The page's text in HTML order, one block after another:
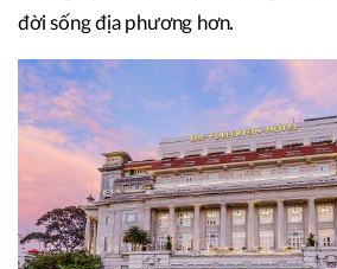
đời sống địa phương hơn.